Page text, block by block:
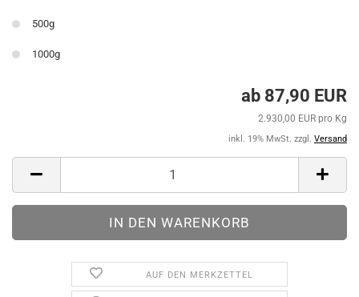
500g
1000g
ab 87,90 EUR
2.930,00 EUR pro Kg
inkl. 19% MwSt. zzgl. Versand
AUF DEN MERKZETTEL